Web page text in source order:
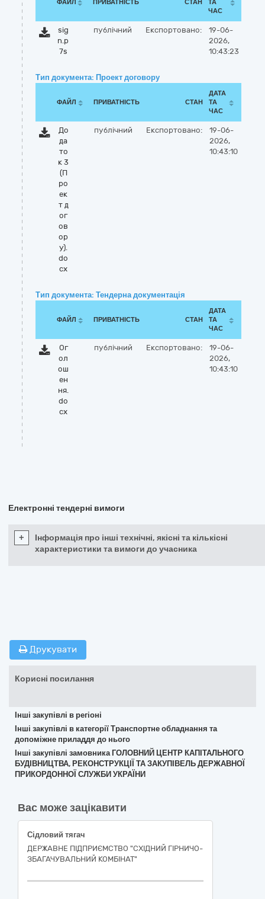
ФАЙЛ ПРИВАТНІСТЬ СТАН
ТА
ЧАС
sig
n.p
7s
публічний Експортовано:
19-06-
2026,
10:43:23
Тип документа: Проект договору
ФАЙЛ ПРИВАТНІСТЬ СТАН
ДАТА
ТА
ЧАС
До
да
то
к 3
(П
ро
ек
т д
ог
ов
ор
у).
do
cx
публічний Експортовано:
19-06-
2026,
10:43:10
Тип документа: Тендерна документація
ФАЙЛ ПРИВАТНІСТЬ СТАН
ДАТА
ТА
ЧАС
Ог
ол
ош
ен
ня.
do
cx
публічний Експортовано:
19-06-
2026,
10:43:10
Електронні тендерні вимоги
+
Інформація про інші технічні, якісні та кількісні
характеристики та вимоги до учасника
Друкувати
Корисні посилання
Інші закупівлі в регіоні
Інші закупівлі в категорії Транспортне обладнання та
допоміжне приладдя до нього
Інші закупівлі замовника ГОЛОВНИЙ ЦЕНТР КАПІТАЛЬНОГО
БУДІВНИЦТВА, РЕКОНСТРУКЦІЇ ТА ЗАКУПІВЕЛЬ ДЕРЖАВНОЇ
ПРИКОРДОННОЇ СЛУЖБИ УКРАЇНИ
Вас може зацікавити
Сідловий тягач
ДЕРЖАВНЕ ПІДПРИЄМСТВО "СХІДНИЙ ГІРНИЧО-
ЗБАГАЧУВАЛЬНИЙ КОМБІНАТ"